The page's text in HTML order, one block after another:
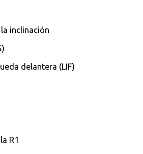
inclinación
delantera (LIF)
R1